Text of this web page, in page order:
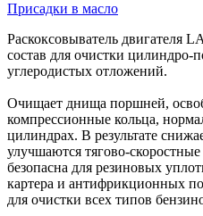
Присадки в масло
Раскоксовыватель двигателя
состав для очистки
углеродистых отложений.
Очищает днища поршней,
компрессионные кольца,
цилиндрах. В результате
улучшаются тягово-
безопасна для резиновых
картера и антифрикционных
для очистки всех типов